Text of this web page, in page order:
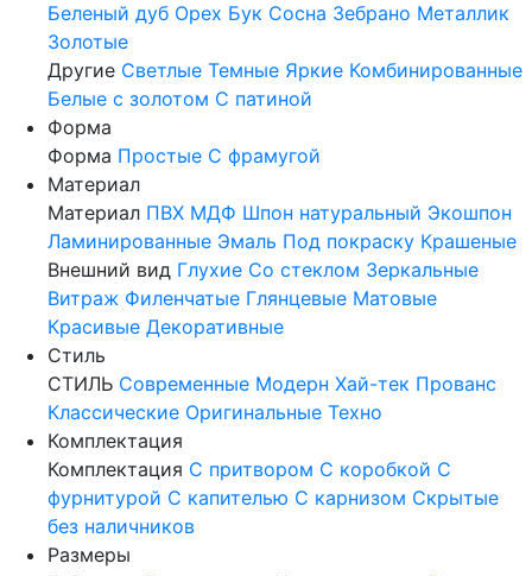
Беленый дуб Орех Бук Сосна Зебрано Металлик
Золотые
Другие Светлые Темные Яркие Комбинированные
Белые с золотом С патиной
Форма
Форма Простые С фрамугой
Материал
Материал ПВХ МДФ Шпон натуральный Экошпон
Ламинированные Эмаль Под покраску Крашеные
Внешний вид Глухие Со стеклом Зеркальные
Витраж Филенчатые Глянцевые Матовые
Красивые Декоративные
Стиль
СТИЛЬ Современные Модерн Хай-тек Прованс
Классические Оригинальные Техно
Комплектация
Комплектация С притвором С коробкой С
фурнитурой С капителью С карнизом Скрытые
без наличников
Размеры